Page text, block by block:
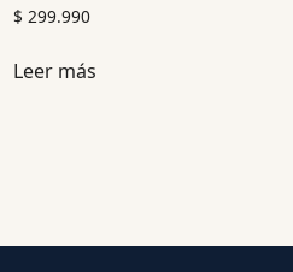
$ 299.990
Leer más